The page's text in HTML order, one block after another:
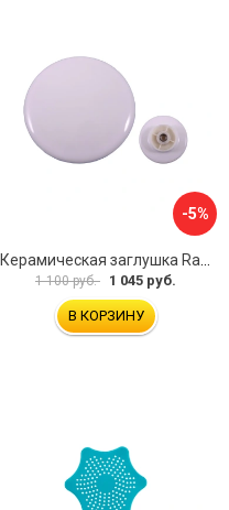
-5%
1 100 руб. 1 045 руб.
В КОРЗИНУ